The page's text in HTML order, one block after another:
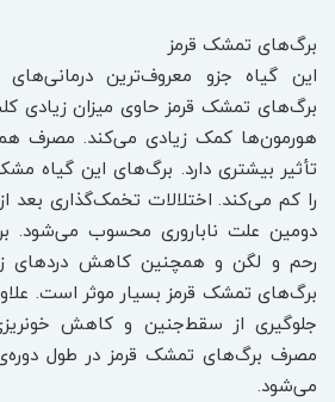
برگ‌های تمشک قرمز
این گیاه جزو معروف‌ترین
برگ‌های تمشک قرمز حاوی میزان زیادی
هورمون‌ها کمک زیادی می‌کند. مصرف
تأثیر بیشتری دارد. برگ‌های این گیاه
را کم می‌کند. اختلالات تخمک‌گذاری بعد
دومین علت ناباروری محسوب می‌شود.
رحم و لگن و همچنین کاهش دردهای
برگ‌های تمشک قرمز بسیار موثر است.
جلوگیری از سقط‌جنین و کاهش
مصرف برگ‌های تمشک قرمز در طول
می‌شود.